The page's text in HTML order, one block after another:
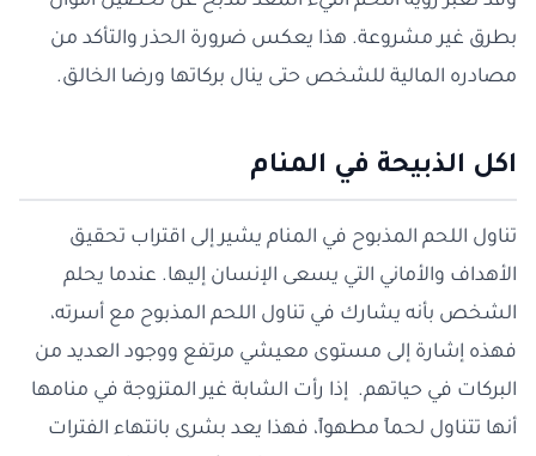
بطرق غير مشروعة. هذا يعكس ضرورة الحذر والتأكد من
مصادره المالية للشخص حتى ينال بركاتها ورضا الخالق.
اكل الذبيحة في المنام
تناول اللحم المذبوح في المنام يشير إلى اقتراب تحقيق
الأهداف والأماني التي يسعى الإنسان إليها. عندما يحلم
الشخص بأنه يشارك في تناول اللحم المذبوح مع أسرته،
فهذه إشارة إلى مستوى معيشي مرتفع ووجود العديد من
البركات في حياتهم. إذا رأت الشابة غير المتزوجة في منامها
أنها تتناول لحماً مطهواً، فهذا يعد بشرى بانتهاء الفترات